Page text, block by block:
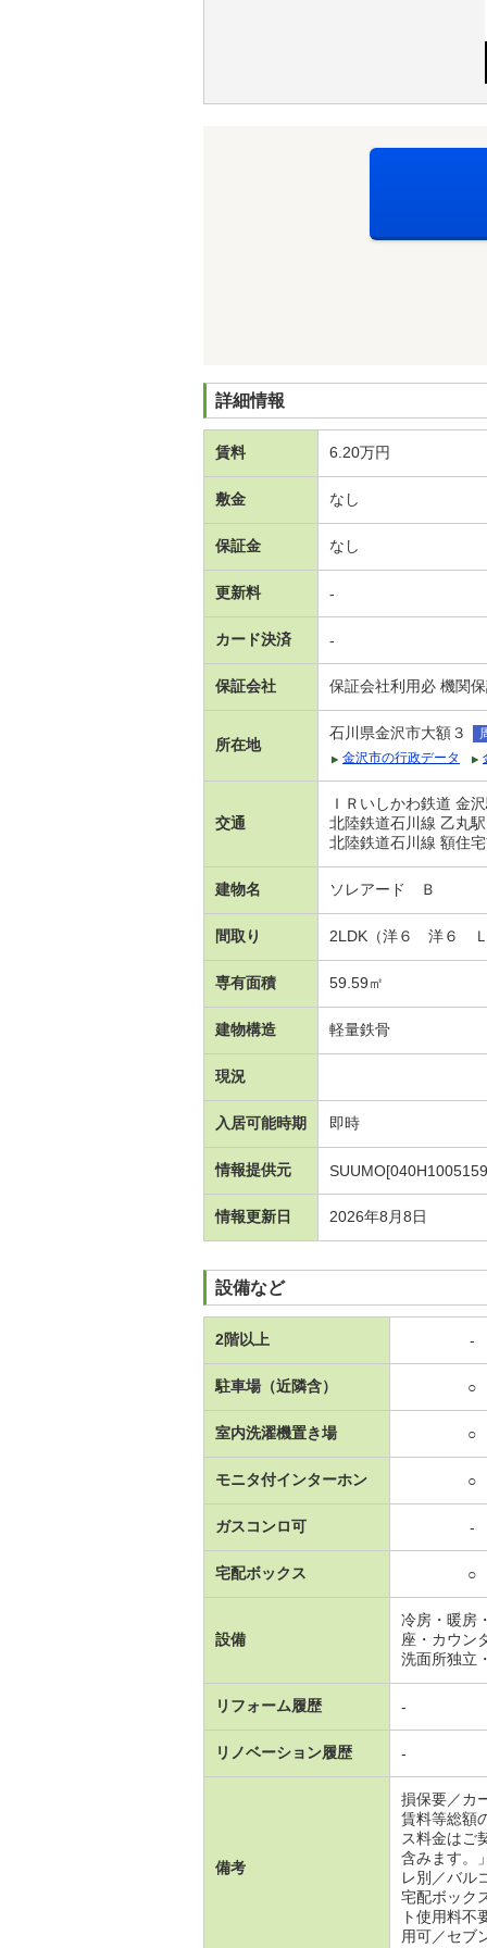
詳細情報
賃料 6.20万円
敷金 なし
保証金 なし
更新料 -
カード決済 -
保証会社 保証会社利用必 機関
所在地
石川県金沢市大額３
金沢市の行政データ
交通
ＩＲいしかわ鉄道 金
北陸鉄道石川線 乙丸
北陸鉄道石川線 額住
建物名 ソレアード Ｂ
間取り 2LDK（洋６ 洋６ Ｌ
専有面積 59.59㎡
建物構造 軽量鉄骨
現況
入居可能時期 即時
情報提供元
情報更新日 2026年8月8日
設備など
2階以上 -
駐車場（近隣含） ○
室内洗濯機置き場 ○
モニタ付インターホン ○
ガスコンロ可 -
宅配ボックス ○
設備
冷房・暖房
座・カウン
洗面所独立
リフォーム履歴 -
リノベーション履歴 -
備考
損保要／カ
賃料等総額
ス料金はご
含みます。
レ別／バル
宅配ボック
ト使用料不
用可／セブ